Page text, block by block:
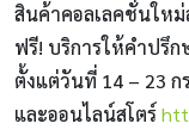
สินค้าคอลเลคชั่นให
ฟรี! บริการให้คำปรึ
ตั้งแต่วันที่ 14 – 23
และออนไลน์สโตร์